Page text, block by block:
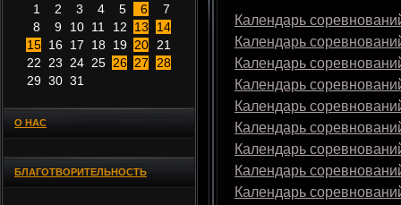
1
2 3 4 5 6
7
8
9 10 11 12 13
14
15 16 17 18 19 20
21
22
23 24 25 26 27
28
29 30 31
О НАС
БЛАГОТВОРИТЕЛЬНОСТЬ
Календарь
Календарь
Календарь
Календарь
Календарь
Календарь
Календарь
Календарь
Календарь